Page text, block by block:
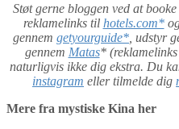
Støt gerne bloggen ved at
reklamelinks til hotels.com*
gennem getyourguide* , udstyr
gennem Matas*
naturligvis ikke dig ekstra. Du
instagram eller tilmelde dig
Mere fra mystiske Kina her